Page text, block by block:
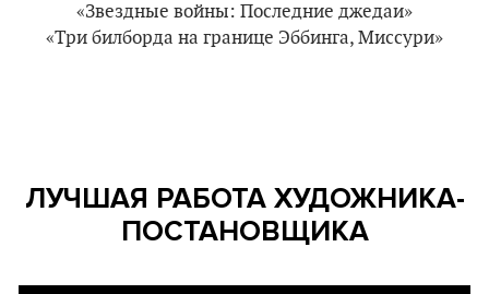
«Звездные войны: Последние джедаи»
«Три билборда на границе Эббинга, Миссури»
ЛУЧШАЯ РАБОТА ХУДОЖНИКА-
ПОСТАНОВЩИКА